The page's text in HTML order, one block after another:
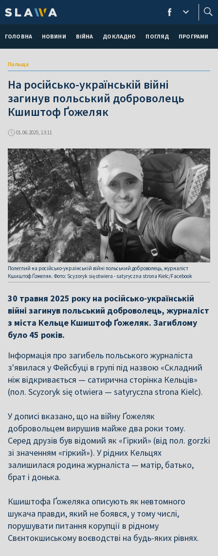
ГОЛОВНА НОВИНИ ВІЙНА ДОКЛАДНО ПОГЛЯД ПРОГРАМИ
Польща
На російсько-українській війні
загинув польський доброволець
Кшиштоф Ґожеляк
01.06.2025, 13:11
Полеглий на російсько-українській війні польський доброволець, журналіст
Кшиштоф Ґожеляк. Фото: Scyzoryk się otwiera - satyryczna strona Kielc/Facebook
30 травня 2025 року на російсько-українській
війні загинув польський доброволець, журналіст
з міста Кельце Кшиштоф Ґожеляк. Загиблому
було 45 років.
Інформація про загибель польського журналіста
з'явилася у Фейсбуці в групі під назвою «Складний
ніж відкривається — сатирична сторінка Кельців»
(пол. Scyzoryk się otwiera — satyryczna strona Kielc).
У дописі вказано, що на війну Ґожеляк
добровольцем вирушив майже два роки тому.
Серед друзів був відомий як «Гіркий» (від пол. gorzki
зі значенням «гіркий»). У рідних Кельцях
залишилася родина журналіста — матір, батько,
брат і донька.
Кшиштофа Ґожеляка описують як невтомного
шукача правди, який не боявся, у тому числі,
порушувати питання корупції в рідному
Свєнтокшиському воєводстві на будь-яких рівнях.